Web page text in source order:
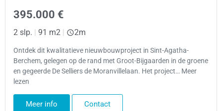
395.000 €
2 slp. | 91 m2 | 2m
Ontdek dit kwalitatieve nieuwbouwproject in Sint-Agatha-
Berchem, gelegen op de rand met Groot-Bijgaarden in de groene
en gegeerde De Selliers de Moranvillelaan. Het project… Meer
lezen
Meer info Contact